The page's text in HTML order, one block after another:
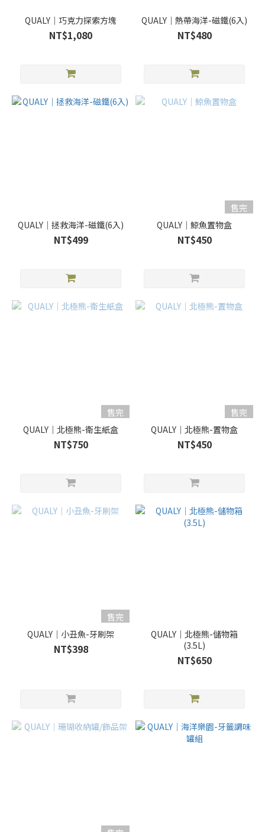
QUALY｜巧克力探索方塊
NT$1,080
QUALY｜熱帶海洋-磁鐵(6入)
NT$480
QUALY｜拯救海洋-磁鐵(6入)
NT$499
售完
QUALY｜鯨魚置物盒
NT$450
售完
QUALY｜北極熊-衛生紙盒
NT$750
售完
QUALY｜北極熊-置物盒
NT$450
售完
QUALY｜小丑魚-牙刷架
NT$398
QUALY｜北極熊-儲物箱
(3.5L)
NT$650